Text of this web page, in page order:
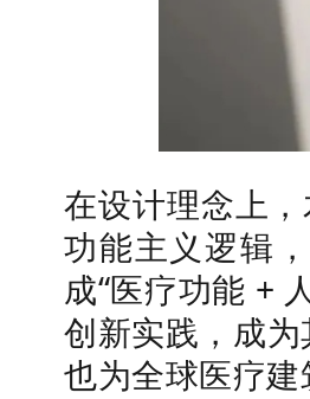
在设计理念上
功能主义逻辑
成“医疗功能 +
创新实践，成
也为全球医疗